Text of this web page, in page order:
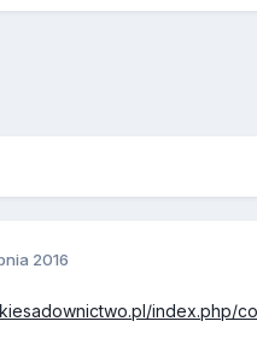
2016
index.php/